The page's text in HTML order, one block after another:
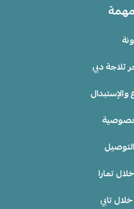
ثلاجة دبي
والإستبدال
تمارا
تابي